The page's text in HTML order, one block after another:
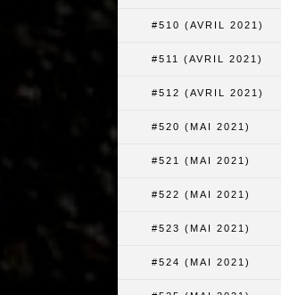
#510 (AVRIL 2021)
#511 (AVRIL 2021)
#512 (AVRIL 2021)
#520 (MAI 2021)
#521 (MAI 2021)
#522 (MAI 2021)
#523 (MAI 2021)
#524 (MAI 2021)